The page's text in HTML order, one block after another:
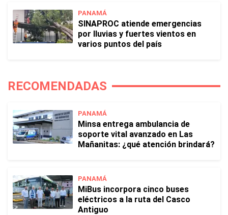
PANAMÁ
SINAPROC atiende emergencias
por lluvias y fuertes vientos en
varios puntos del país
RECOMENDADAS
PANAMÁ
Minsa entrega ambulancia de
soporte vital avanzado en Las
Mañanitas: ¿qué atención brindará?
PANAMÁ
MiBus incorpora cinco buses
eléctricos a la ruta del Casco
Antiguo